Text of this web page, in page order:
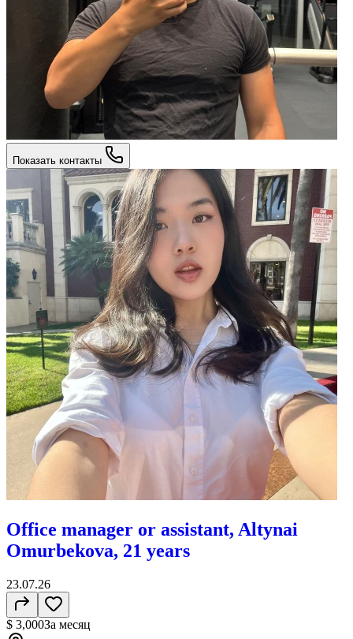
Показать контакты
Office manager or assistant, Altynai
Omurbekova, 21 years
23.07.26
$ 3,000За месяц